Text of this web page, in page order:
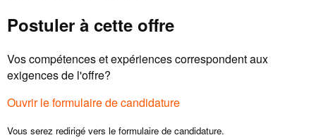
Postuler à cette offre
Vos compétences et expériences correspondent aux
exigences de l'offre?
Ouvrir le formulaire de candidature
Vous serez redirigé vers le formulaire de candidature.